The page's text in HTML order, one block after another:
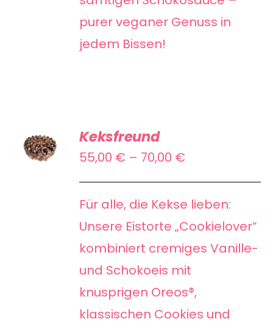
WERDEN
purer veganer Genuss in
jedem Bissen!
WÄHLEN
DIESES
PRODUKT
VARIANTEN
OPTIONEN
KÖNNEN
/
Keksfreund
55,00 € – 70,00 €Preisspanne:
55,00 €
bis
70,00 €
Für alle, die Kekse lieben:
Unsere Eistorte „Cookielover“
kombiniert cremiges Vanille-
und Schokoeis mit
knusprigen Oreos®,
klassischen Cookies und